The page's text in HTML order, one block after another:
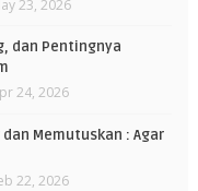
23, 2026
dan Pentingnya
24, 2026
dan Memutuskan : Agar
22, 2026